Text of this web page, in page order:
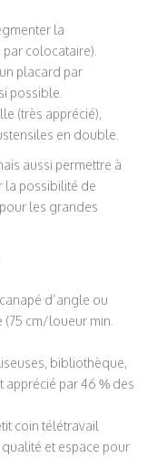
la
colocataire).
placard par
possible.
(très apprécié),
en double.
aussi permettre à
la possibilité de
les grandes
d’angle ou
cm/loueur min.
bibliothèque,
apprécié par 46 % des
coin télétravail
et espace pour